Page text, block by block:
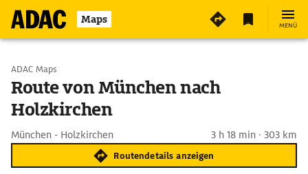
Maps MENÜ
Start wählen
Ziel eingeben
ADAC Maps
Route von München nach
Holzkirchen
München - Holzkirchen 3 h 18 min · 303 km
Routendetails anzeigen